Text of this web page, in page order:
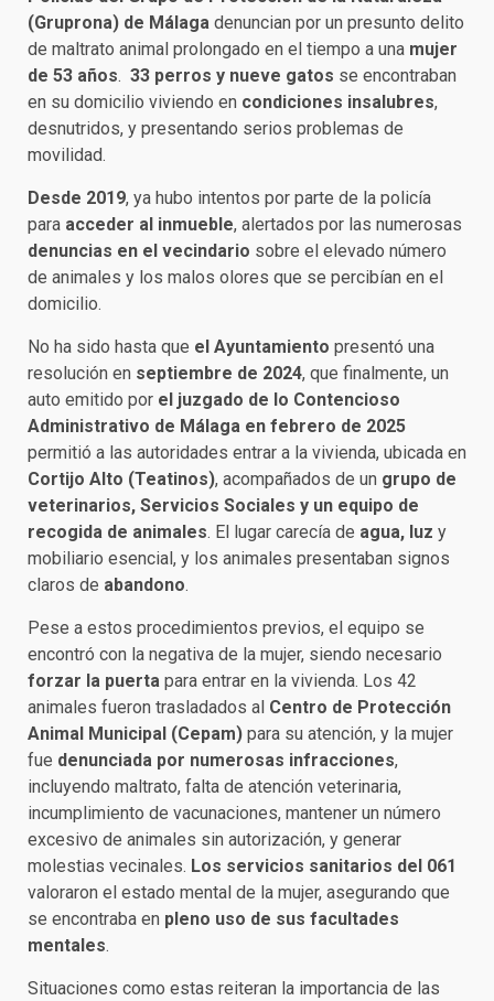
(Gruprona) de Málaga denuncian por un presunto delito
de maltrato animal prolongado en el tiempo a una mujer
de 53 años. 33 perros y nueve gatos se encontraban
en su domicilio viviendo en condiciones insalubres,
desnutridos, y presentando serios problemas de
movilidad.
Desde 2019, ya hubo intentos por parte de la policía
para acceder al inmueble, alertados por las numerosas
denuncias en el vecindario sobre el elevado número
de animales y los malos olores que se percibían en el
domicilio.
No ha sido hasta que el Ayuntamiento presentó una
resolución en septiembre de 2024, que finalmente, un
auto emitido por el juzgado de lo Contencioso
Administrativo de Málaga en febrero de 2025
permitió a las autoridades entrar a la vivienda, ubicada en
Cortijo Alto (Teatinos), acompañados de un grupo de
veterinarios, Servicios Sociales y un equipo de
recogida de animales. El lugar carecía de agua, luz y
mobiliario esencial, y los animales presentaban signos
claros de abandono.
Pese a estos procedimientos previos, el equipo se
encontró con la negativa de la mujer, siendo necesario
forzar la puerta para entrar en la vivienda. Los 42
animales fueron trasladados al Centro de Protección
Animal Municipal (Cepam) para su atención, y la mujer
fue denunciada por numerosas infracciones,
incluyendo maltrato, falta de atención veterinaria,
incumplimiento de vacunaciones, mantener un número
excesivo de animales sin autorización, y generar
molestias vecinales. Los servicios sanitarios del 061
valoraron el estado mental de la mujer, asegurando que
se encontraba en pleno uso de sus facultades
mentales.
Situaciones como estas reiteran la importancia de las